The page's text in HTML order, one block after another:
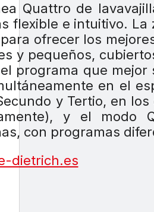
Quattro de
flexible e intuitivo.
ofrecer los
y pequeños,
programa que
en el
y Tertio, en
y el modo
con programas
dietrich.es